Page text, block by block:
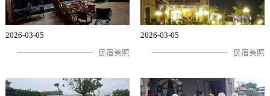
2026-03-05
民宿美照
2026-03-05
民宿美照